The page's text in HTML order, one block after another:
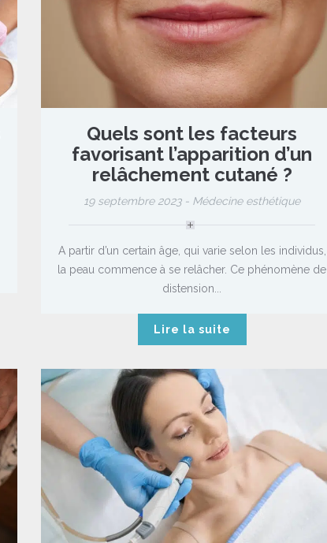
Quels sont les facteurs
favorisant l’apparition d’un
relâchement cutané ?
19 septembre 2023 - Médecine esthétique
A partir d’un certain âge, qui varie selon les individus,
la peau commence à se relâcher. Ce phénomène de
distension...
Lire la suite